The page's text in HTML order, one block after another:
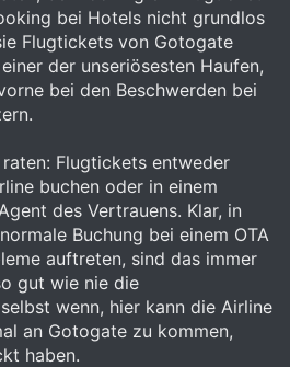
bei Hotels nicht grundlos
Flugtickets von Gotogate
der unseriösesten Haufen,
bei den Beschwerden bei
Flugtickets entweder
buchen oder in einem
des Vertrauens. Klar, in
Buchung bei einem OTA
auftreten, sind das immer
gut wie nie die
wenn, hier kann die Airline
an Gotogate zu kommen,
haben.